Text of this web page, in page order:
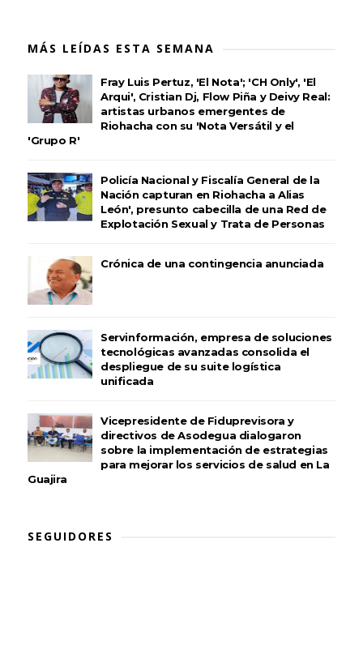
MÁS LEÍDAS ESTA SEMANA
Fray Luis Pertuz, 'El Nota'; 'CH Only', 'El
Arqui', Cristian Dj, Flow Piña y Deivy Real:
artistas urbanos emergentes de
Riohacha con su 'Nota Versátil y el
'Grupo R'
Policía Nacional y Fiscalía General de la
Nación capturan en Riohacha a Alias
León', presunto cabecilla de una Red de
Explotación Sexual y Trata de Personas
Crónica de una contingencia anunciada
Servinformación, empresa de soluciones
tecnológicas avanzadas consolida el
despliegue de su suite logística
unificada
Vicepresidente de Fiduprevisora y
directivos de Asodegua dialogaron
sobre la implementación de estrategias
para mejorar los servicios de salud en La
Guajira
SEGUIDORES